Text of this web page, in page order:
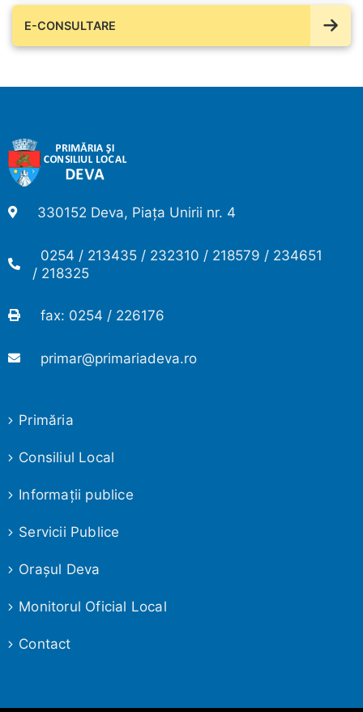
E-CONSULTARE
330152 Deva, Piața Unirii nr. 4
0254 / 213435 / 232310 / 218579 / 234651
/ 218325
fax: 0254 / 226176
primar@primariadeva.ro
Primăria
Consiliul Local
Informaţii publice
Servicii Publice
Oraşul Deva
Monitorul Oficial Local
Contact